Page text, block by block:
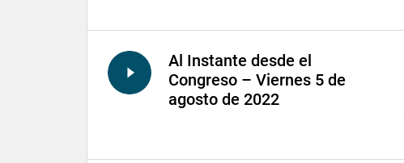
Al Instante desde el
Congreso – Viernes 5 de
agosto de 2022